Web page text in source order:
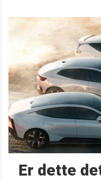
Er dette